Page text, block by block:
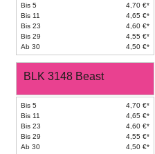
Bis 5
4,70 €*
Bis 11
4,65 €*
Bis 23
4,60 €*
Bis 29
4,55 €*
Ab 30
4,50 €*
BLK 3148 Beast
Bis 5
4,70 €*
Bis 11
4,65 €*
Bis 23
4,60 €*
Bis 29
4,55 €*
Ab 30
4,50 €*